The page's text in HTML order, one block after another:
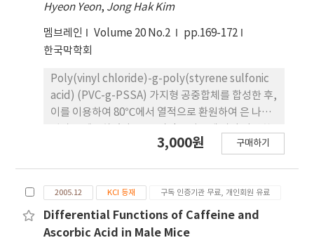
The antinociceptive effects of DPDPE and
addition, to more preciously understand the
differential effects of WBI on µ- and ε¬opioid
receptor agonists, we assessed
pretreatment effects of β-funaltrexamine
(β-FNA, a µ-opioid receptor antagonist) or β-
endorphin1-27 (β-EP1-27, an ε-opioid
receptor antagonist), and found that
pretreatment with β-FNA significantly
morphine and β endorphin by WBI.
significantly reversed the β-EP1-27
attenuation of morphine by WBI and
Hyeon Yeon, Jong Hak Kim
멤브레인 Volume 20 No.2
pp.169-172
한국막학회
Poly(vinyl chloride)-g-poly(styrene sulfonic
acid) (PVC-g-PSSA) 가지형 공중합체를 합성한 후,
이를 이용하여 80℃에서 열적으로 환원하여 은 나노
구조의 은 나노입자를 제조하는데 성공하였다. 1시간
작은 은 나노입자가 생성되었다. 5시간 정도의 중간
반응 시간에서는 30 내지 50 nm 정도의 크기를 갖는
은 나노입자가 생성되었다. 18시간 정도의 긴 반응 시
3,000원 구매하기
2005.12 KCI 등재 구독 인증기관 무료, 개인회원 유료
Differential Functions of Caffeine and
Ascorbic Acid in Male Mice